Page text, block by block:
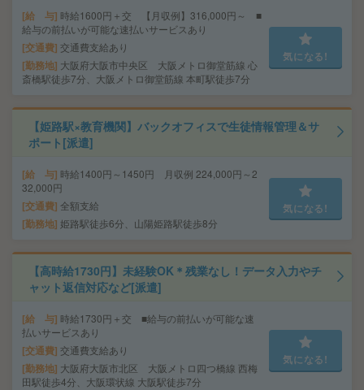
給 与 時給1600円＋交 【月収例】316,000円～ ■
給与の前払いが可能な速払いサービスあり
交通費 交通費支給あり
勤務地 大阪府大阪市中央区 大阪メトロ御堂筋線 心
斎橋駅徒歩7分、大阪メトロ御堂筋線 本町駅徒歩7分
気になる!
【姫路駅×教育機関】バックオフィスで生徒情報管理＆サ
ポート[派遣]
給 与 時給1400円～1450円 月収例 224,000円～2
32,000円
交通費 全額支給
勤務地 姫路駅徒歩6分、山陽姫路駅徒歩8分
気になる!
【高時給1730円】未経験OK＊残業なし！データ入力やチ
ャット返信対応など[派遣]
給 与 時給1730円＋交 ■給与の前払いが可能な速
払いサービスあり
交通費 交通費支給あり
勤務地 大阪府大阪市北区 大阪メトロ四つ橋線 西梅
田駅徒歩4分、大阪環状線 大阪駅徒歩7分
気になる!